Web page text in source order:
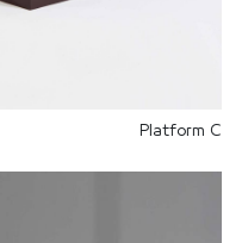
Platform C